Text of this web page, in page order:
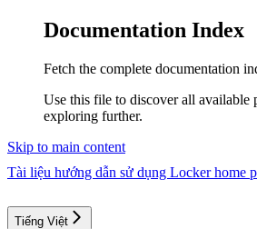
Documentation Index
Fetch the complete documentation
Use this file to discover all available
exploring further.
Skip to main content
Tài liệu hướng dẫn sử dụng Lockerhome
Tiếng Việt